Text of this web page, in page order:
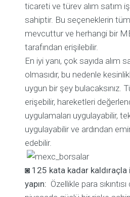
ticareti ve türev alım satım
sahiptir. Bu seçeneklerin
mevcuttur ve herhangi bir
tarafından erişilebilir.
En iyi yanı, çok sayıda alım
olmasıdır, bu nedenle
uygun bir şey bulacaksınız.
erişebilir, hareketleri
uygulamaları uygulayabilir,
uygulayabilir ve ardından
edebilir.
◙ 125 kata kadar kaldıraçla
yapın: Özellikle para